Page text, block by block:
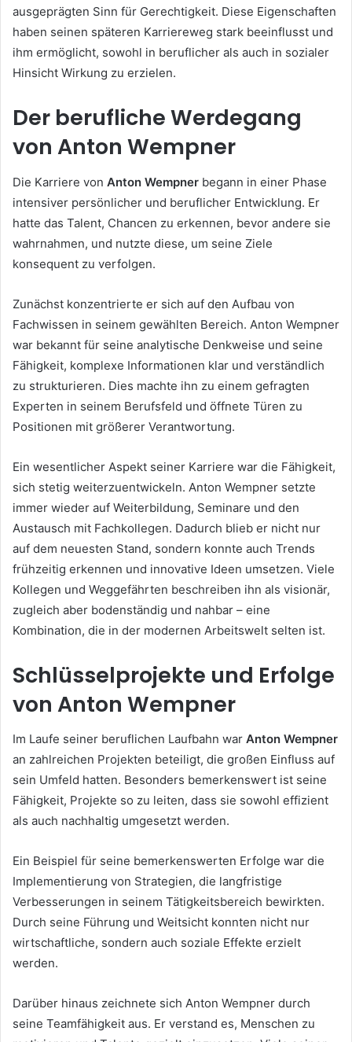
ausgeprägten Sinn für Gerechtigkeit. Diese Eigenschaften
haben seinen späteren Karriereweg stark beeinflusst und
ihm ermöglicht, sowohl in beruflicher als auch in sozialer
Hinsicht Wirkung zu erzielen.
Der berufliche Werdegang
von Anton Wempner
Die Karriere von Anton Wempner begann in einer Phase
intensiver persönlicher und beruflicher Entwicklung. Er
hatte das Talent, Chancen zu erkennen, bevor andere sie
wahrnahmen, und nutzte diese, um seine Ziele
konsequent zu verfolgen.
Zunächst konzentrierte er sich auf den Aufbau von
Fachwissen in seinem gewählten Bereich. Anton Wempner
war bekannt für seine analytische Denkweise und seine
Fähigkeit, komplexe Informationen klar und verständlich
zu strukturieren. Dies machte ihn zu einem gefragten
Experten in seinem Berufsfeld und öffnete Türen zu
Positionen mit größerer Verantwortung.
Ein wesentlicher Aspekt seiner Karriere war die Fähigkeit,
sich stetig weiterzuentwickeln. Anton Wempner setzte
immer wieder auf Weiterbildung, Seminare und den
Austausch mit Fachkollegen. Dadurch blieb er nicht nur
auf dem neuesten Stand, sondern konnte auch Trends
frühzeitig erkennen und innovative Ideen umsetzen. Viele
Kollegen und Weggefährten beschreiben ihn als visionär,
zugleich aber bodenständig und nahbar – eine
Kombination, die in der modernen Arbeitswelt selten ist.
Schlüsselprojekte und Erfolge
von Anton Wempner
Im Laufe seiner beruflichen Laufbahn war Anton Wempner
an zahlreichen Projekten beteiligt, die großen Einfluss auf
sein Umfeld hatten. Besonders bemerkenswert ist seine
Fähigkeit, Projekte so zu leiten, dass sie sowohl effizient
als auch nachhaltig umgesetzt werden.
Ein Beispiel für seine bemerkenswerten Erfolge war die
Implementierung von Strategien, die langfristige
Verbesserungen in seinem Tätigkeitsbereich bewirkten.
Durch seine Führung und Weitsicht konnten nicht nur
wirtschaftliche, sondern auch soziale Effekte erzielt
werden.
Darüber hinaus zeichnete sich Anton Wempner durch
seine Teamfähigkeit aus. Er verstand es, Menschen zu